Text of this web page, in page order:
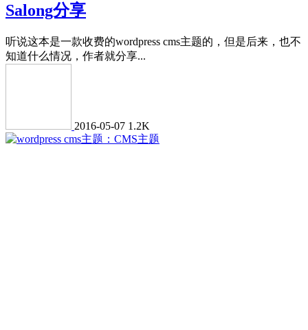
Salong分享
听说这本是一款收费的wordpress cms主题的，但是后来，也不
知道什么情况，作者就分享...
2016-05-07 1.2K